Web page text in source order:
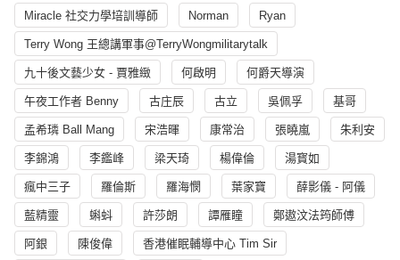
Miracle 社交力學培訓導師 Norman Ryan
Terry Wong 王總講軍事@TerryWongmilitarytalk
九十後文藝少女 - 賈雅緻 何啟明 何爵天導演
午夜工作者 Benny 古庄辰 古立 吳佩孚 基哥
孟希璘 Ball Mang 宋浩暉 康常治 張曉嵐 朱利安
李錦鴻 李鑑峰 梁天琦 楊偉倫 湯寳如
瘋中三子 羅倫斯 羅海憫 葉家寶 薛影儀 - 阿儀
藍精靈 蝌蚪 許莎朗 譚雁瞳 鄭遨汶法筠師傅
阿銀 陳俊偉 香港催眠輔導中心 Tim Sir